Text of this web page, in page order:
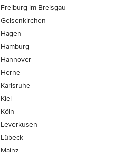
Freiburg-im-Breisgau
Gelsenkirchen
Hagen
Hamburg
Hannover
Herne
Karlsruhe
Kiel
Köln
Leverkusen
Lübeck